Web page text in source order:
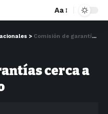
Aa
> Comisión de garantías cerca a Guillermo Lasso
cerca a